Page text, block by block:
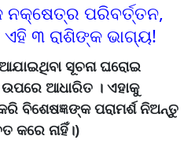
ପରିବର୍ତ୍ତନ,
୩ ରାଶିଙ୍କ ଭାଗ୍ୟ!
ସୂଚନା ଘରୋଇ
ଉପରେ ଆଧାରିତ । ଏହାକୁ
ବିଶେଷଜ୍ଞଙ୍କ ପରାମର୍ଶ ନିଅନ୍ତୁ
କରେ ନାହିଁ।)